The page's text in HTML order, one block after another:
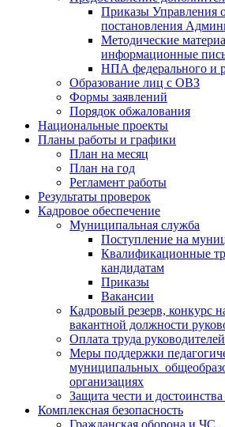
Приказы Управления
постановления
Методические
информационные
НПА федерального и
Образование лиц с ОВЗ
Формы заявлений
Порядок обжалования
Национальные проекты
Планы работы и графики
План на месяц
План на год
Регламент работы
Результаты проверок
Кадровое обеспечение
Муниципальная служба
Поступление на
Квалификационные
кандидатам
Приказы
Вакансии
Кадровый резерв, конкурс
вакантной должности
Оплата труда руководителей
Меры поддержки
муниципальных
организациях
Защита чести и достоинства
Комплексная безопасность